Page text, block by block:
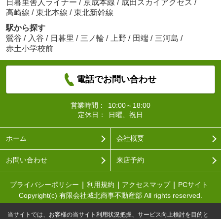
日暮里舎人ライナー / 京成本線 / 成田スカイアクセス /
高崎線 / 東北本線 / 東北新幹線
駅から探す
鶯谷 / 入谷 / 日暮里 / 三ノ輪 / 上野 / 田端 / 三河島 /
赤土小学校前
電話でお問い合わせ
営業時間：
10:00～18:00
定休日：
日曜、祝日
ホーム 会社概要
お問い合わせ 来店予約
プライバシーポリシー 利用規約 アクセスマップ
PCサイト
Copyright(c) 有限会社城北商事不動産部 All rights reserved.
当サイトでは、お客様の当サイト利用状況把握、サービス向上検討を目的と